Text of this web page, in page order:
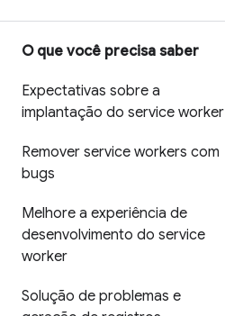
O que você precisa saber
Expectativas sobre a
implantação do service worker
Remover service workers com
bugs
Melhore a experiência de
desenvolvimento do service
worker
Solução de problemas e